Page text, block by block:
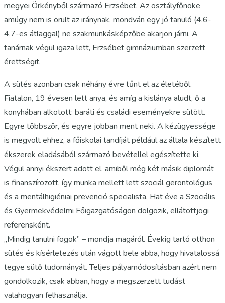
megyei Örkényből származó Erzsébet. Az osztályfőnöke
amúgy nem is örült az iránynak, mondván egy jó tanuló (4,6-
4,7-es átlaggal) ne szakmunkásképzőbe akarjon járni. A
tanárnak végül igaza lett, Erzsébet gimnáziumban szerzett
érettségit.
A sütés azonban csak néhány évre tűnt el az életéből.
Fiatalon, 19 évesen lett anya, és amíg a kislánya aludt, ő a
konyhában alkotott: baráti és családi eseményekre sütött.
Egyre többször, és egyre jobban ment neki. A kézügyessége
is megvolt ehhez, a főiskolai tandíját például az általa készített
ékszerek eladásából származó bevétellel egészítette ki.
Végül annyi ékszert adott el, amiből még két másik diplomát
is finanszírozott, így munka mellett lett szociál gerontológus
és a mentálhigiéniai prevenció specialista. Hat éve a Szociális
és Gyermekvédelmi Főigazgatóságon dolgozik, ellátottjogi
referensként.
„Mindig tanulni fogok” – mondja magáról. Évekig tartó otthon
sütés és kísérletezés után vágott bele abba, hogy hivatalossá
tegye sütő tudományát. Teljes pályamódosításban azért nem
gondolkozik, csak abban, hogy a megszerzett tudást
valahogyan felhasználja.